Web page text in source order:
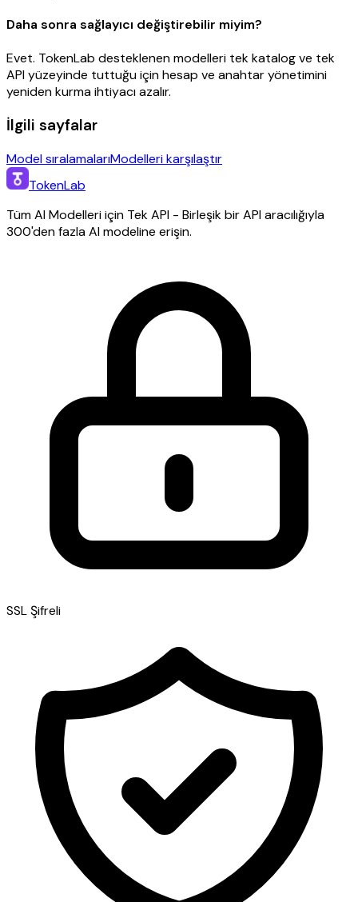
Daha sonra sağlayıcı değiştirebilir miyim?
Evet. TokenLab desteklenen modelleri tek katalog ve tek
API yüzeyinde tuttuğu için hesap ve anahtar yönetimini
yeniden kurma ihtiyacı azalır.
İlgili sayfalar
Model sıralamalarıModelleri karşılaştır
TokenLab
Tüm AI Modelleri için Tek API - Birleşik bir API aracılığıyla
300'den fazla AI modeline erişin.
SSL Şifreli